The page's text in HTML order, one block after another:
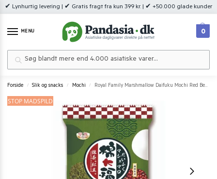
✔ Lynhurtig levering | ✔ Gratis fragt fra kun 399 kr. | ✔ +50.000 glade kunder
MENU 0
Forside / Slik og snacks / Mochi / Royal Family Marshmallow Daifuku Mochi Red Bean and Matcha 120 g.
STOP MADSPILD